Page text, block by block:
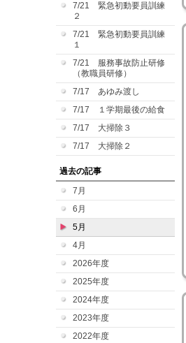
7/21 緊急初動要員訓練
２
7/21 緊急初動要員訓練
１
7/21 服務事故防止研修
（教職員研修）
7/17 あゆみ渡し
7/17 １学期最後の給食
7/17 大掃除３
7/17 大掃除２
過去の記事
7月
6月
5月
4月
2026年度
2025年度
2024年度
2023年度
2022年度